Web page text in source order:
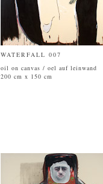
WATERFALL 007
oil on canvas / oel auf leinwand
200 cm x 150 cm